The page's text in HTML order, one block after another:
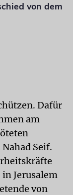
von dem
Dafür
am
Seif.
Jerusalem
von